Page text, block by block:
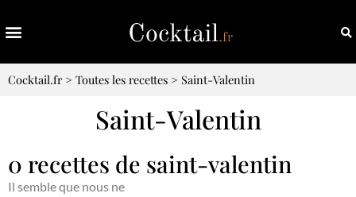
Cocktail.fr> Toutes les recettes > Saint-Valentin
Saint-Valentin
0 recettes de saint-valentin
Il semble que nous ne